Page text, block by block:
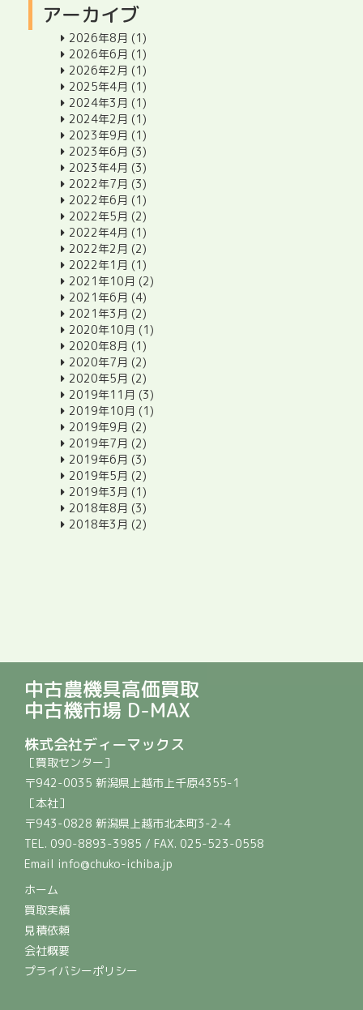
アーカイブ
2026年8月 (1)
2026年6月 (1)
2026年2月 (1)
2025年4月 (1)
2024年3月 (1)
2024年2月 (1)
2023年9月 (1)
2023年6月 (3)
2023年4月 (3)
2022年7月 (3)
2022年6月 (1)
2022年5月 (2)
2022年4月 (1)
2022年2月 (2)
2022年1月 (1)
2021年10月 (2)
2021年6月 (4)
2021年3月 (2)
2020年10月 (1)
2020年8月 (1)
2020年7月 (2)
2020年5月 (2)
2019年11月 (3)
2019年10月 (1)
2019年9月 (2)
2019年7月 (2)
2019年6月 (3)
2019年5月 (2)
2019年3月 (1)
2018年8月 (3)
2018年3月 (2)
中古農機具高価買取
中古機市場 D-MAX
株式会社ディーマックス
［買取センター］
〒942-0035 新潟県上越市上千原4355-1
［本社］
〒943-0828 新潟県上越市北本町3-2-4
TEL. 090-8893-3985 / FAX. 025-523-0558
Email info@chuko-ichiba.jp
ホーム
買取実績
見積依頼
会社概要
プライバシーポリシー